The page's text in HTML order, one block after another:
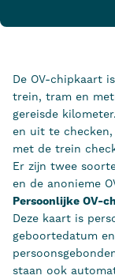
De OV-chipkaart
trein, tram en
gereisde
en uit te
met de trein
Er zijn twee
en de anonieme
Persoonlijke OV-
Deze kaart is
geboortedatum
staan ook